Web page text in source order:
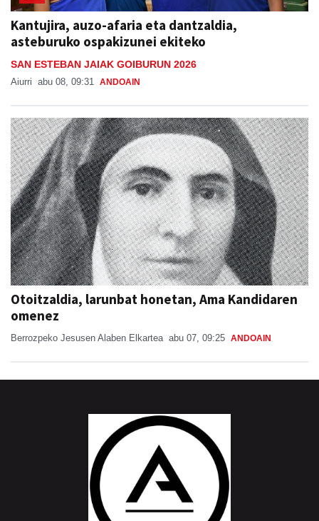
Kantujira, auzo-afaria eta dantzaldia,
asteburuko ospakizunei ekiteko
SAN ESTEBAN JAIAK GOIBURUN 2026
Aiurri abu 08, 09:31 ANDOAIN
Otoitzaldia, larunbat honetan, Ama Kandidaren
omenez
Berrozpeko Jesusen Alaben Elkartea abu 07, 09:25 ANDOAIN